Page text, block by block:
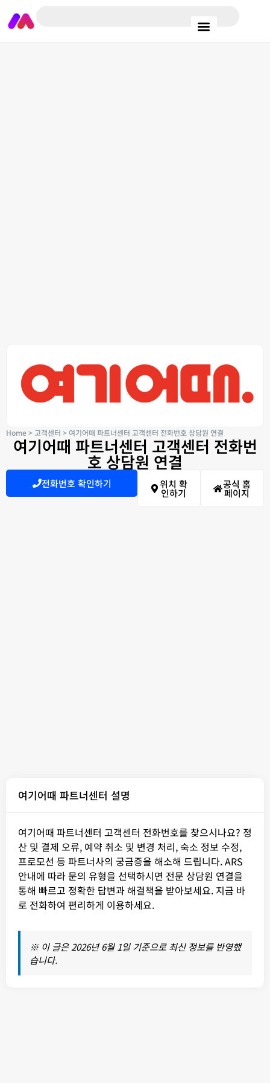
Home>고객센터 >여기어때 파트너센터 고객센터 전화번호 상담원 연결
여기어때 파트너센터 고객센터 전화번
호 상담원 연결
전화번호 확인하기 위치 확
인하기
공식 홈
페이지
여기어때 파트너센터 설명
여기어때 파트너센터 고객센터 전화번호를 찾으시나요? 정
산 및 결제 오류, 예약 취소 및 변경 처리, 숙소 정보 수정,
프로모션 등 파트너사의 궁금증을 해소해 드립니다. ARS
안내에 따라 문의 유형을 선택하시면 전문 상담원 연결을
통해 빠르고 정확한 답변과 해결책을 받아보세요. 지금 바
로 전화하여 편리하게 이용하세요.
※ 이 글은 2026년 6월 1일 기준으로 최신 정보를 반영했
습니다.